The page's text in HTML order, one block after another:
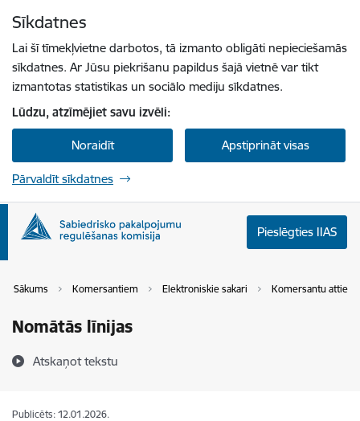
Sīkdatnes
Lai šī tīmekļvietne darbotos, tā izmanto obligāti nepieciešamās
sīkdatnes. Ar Jūsu piekrišanu papildus šajā vietnē var tikt
izmantotas statistikas un sociālo mediju sīkdatnes.
Lūdzu, atzīmējiet savu izvēli:
Noraidīt Apstiprināt visas
Pārvaldīt sīkdatnes
Pieslēgties IIAS
Sākums Komersantiem Elektroniskie sakari Komersantu
Nomātās līnijas
Atskaņot tekstu
Publicēts: 12.01.2026.